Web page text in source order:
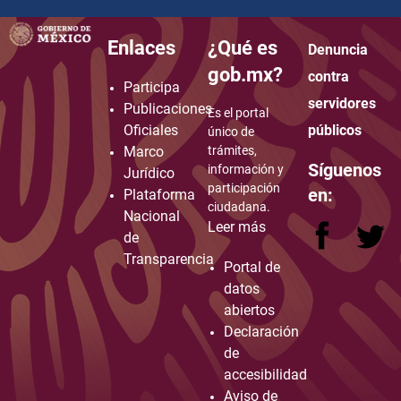
how to embed google map in website
Enlaces
Participa
Publicaciones
Oficiales
Marco
Jurídico
Plataforma
Nacional
de
Transparencia
¿Qué es
gob.mx?
Es el portal
único de
trámites,
información y
participación
ciudadana.
Leer más
Portal de
datos
abiertos
Declaración
de
accesibilidad
Aviso de
Denuncia
contra
servidores
públicos
Síguenos
en: